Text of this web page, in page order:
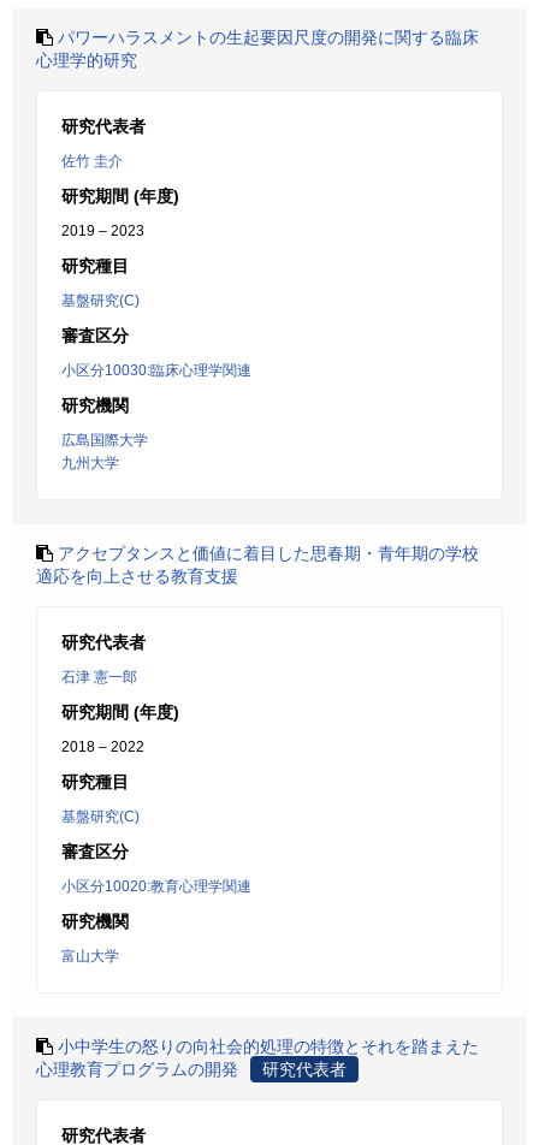
パワーハラスメントの生起要因尺度の開発に関する臨床
心理学的研究
研究代表者
佐竹 圭介
研究期間 (年度)
2019 – 2023
研究種目
基盤研究(C)
審査区分
小区分10030:臨床心理学関連
研究機関
広島国際大学
九州大学
アクセプタンスと価値に着目した思春期・青年期の学校
適応を向上させる教育支援
研究代表者
石津 憲一郎
研究期間 (年度)
2018 – 2022
研究種目
基盤研究(C)
審査区分
小区分10020:教育心理学関連
研究機関
富山大学
小中学生の怒りの向社会的処理の特徴とそれを踏まえた
心理教育プログラムの開発
研究代表者
研究代表者